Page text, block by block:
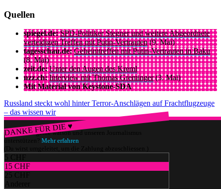
Quellen
spiegel.de: SPD-Politiker Stegner und weitere Abgeordnete
verteidigen Treffen mit Putin-Vertrauten(9. Mai)
tagesschau.de: Geheimtreffen mit Putin-Vertrauten in Baku
(8. Mai)
zeit.de: Unter den Augen des Kreml
nzz.ch: Interview mit Thomas Greminger(3. Mai)
Mit Material von Keystone-SDA
Russland steckt wohl hinter Terror-Anschlägen auf Frachtflugzeuge
– das wissen wir
DANKE FÜR DIE ♥
Würdest du gerne watson und unseren Journalismus
unterstützen? Mehr erfahren
(Du wirst umgeleitet, um die Zahlung abzuschliessen.)
5 CHF
15 CHF
25 CHF
Anderer